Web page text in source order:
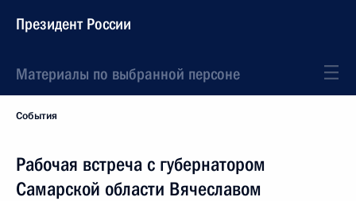
Президент России
Материалы по выбранной персоне
События
Рабочая встреча с губернатором
Самарской области Вячеславом